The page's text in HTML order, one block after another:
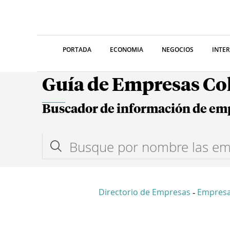
PORTADA ECONOMIA NEGOCIOS
Guía de Empresas
Buscador de información de
Directorio de Empresas -